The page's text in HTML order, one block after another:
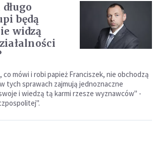
będą
widzą
co mówi i robi papież Franciszek, nie obchodzą
tych sprawach zajmują jednoznaczne
i wiedzą tą karmi rzesze wyznawców" -